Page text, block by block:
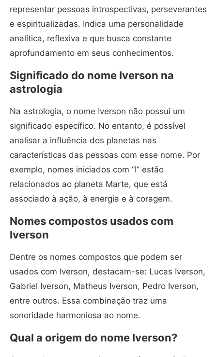
representar pessoas introspectivas, perseverantes
e espiritualizadas. Indica uma personalidade
analítica, reflexiva e que busca constante
aprofundamento em seus conhecimentos.
Significado do nome Iverson na
astrologia
Na astrologia, o nome Iverson não possui um
significado específico. No entanto, é possível
analisar a influência dos planetas nas
características das pessoas com esse nome. Por
exemplo, nomes iniciados com “I” estão
relacionados ao planeta Marte, que está
associado à ação, à energia e à coragem.
Nomes compostos usados com
Iverson
Dentre os nomes compostos que podem ser
usados com Iverson, destacam-se: Lucas Iverson,
Gabriel Iverson, Matheus Iverson, Pedro Iverson,
entre outros. Essa combinação traz uma
sonoridade harmoniosa ao nome.
Qual a origem do nome Iverson?